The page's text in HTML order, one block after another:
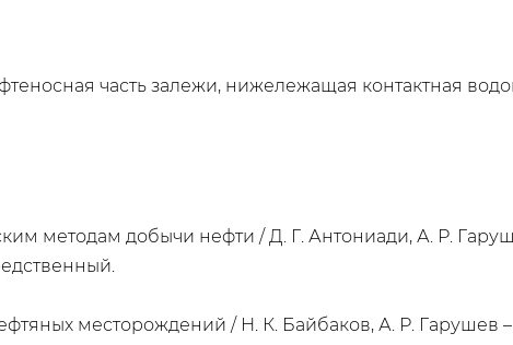
часть залежи, нижележащая контактная
методам добычи нефти / Д. Г. Антониади, А. Р.
месторождений / Н. К. Байбаков, А. Р. Гарушев –